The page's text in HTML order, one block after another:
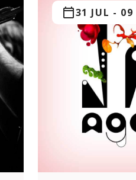
31 JUL - 09